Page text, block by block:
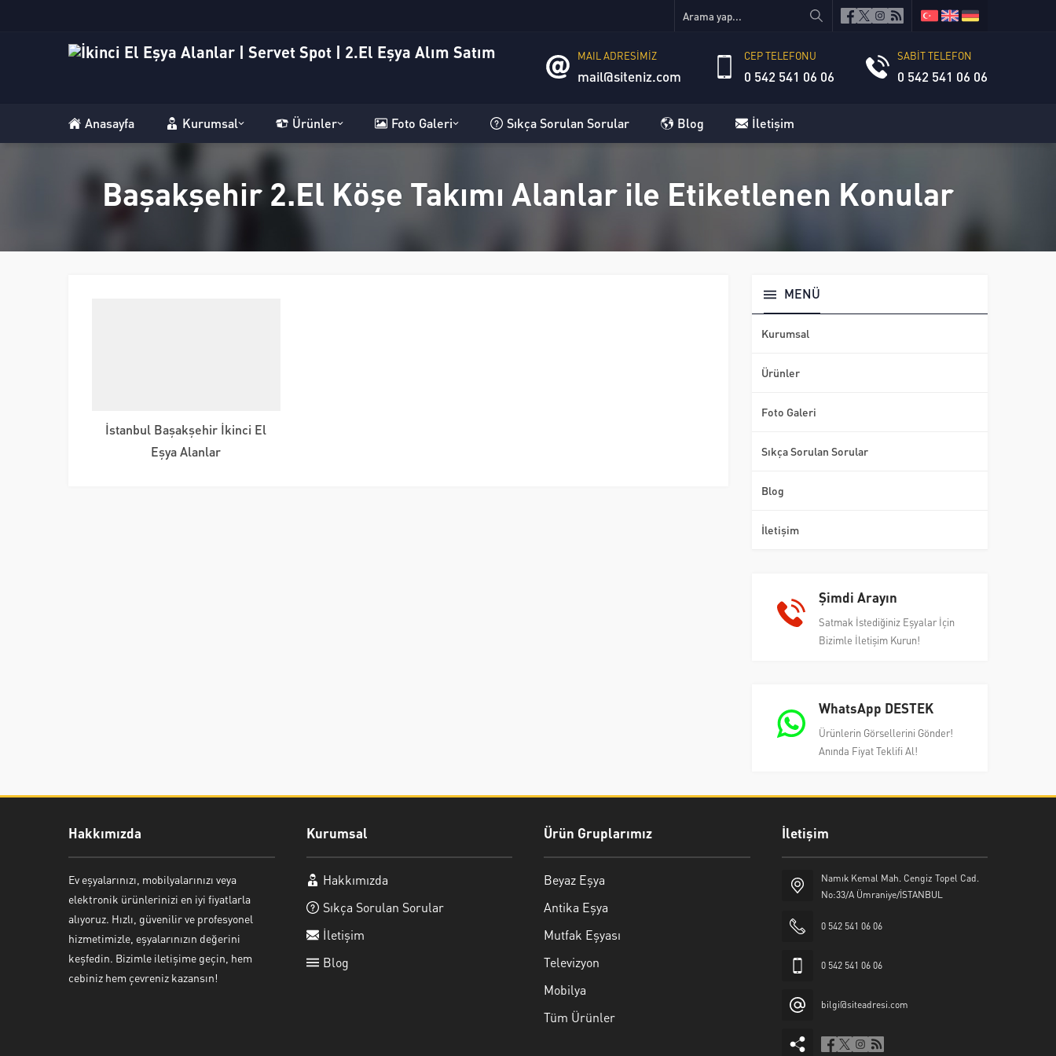
MAIL ADRESİMİZ
mail@siteniz.com
CEP TELEFONU
0 542 541 06 06
SABİT TELEFON
0 542 541 06 06
Anasayfa Kurumsal Ürünler Foto Galeri Sıkça Sorulan Sorular Blog İletişim
Başakşehir 2.El Köşe Takımı Alanlar ile Etiketlenen Konular
İstanbul Başakşehir İkinci El
Eşya Alanlar
MENÜ
Kurumsal
Ürünler
Foto Galeri
Sıkça Sorulan Sorular
Blog
İletişim
Şimdi Arayın
Satmak İstediğiniz Eşyalar İçin
Bizimle İletişim Kurun!
WhatsApp DESTEK
Ürünlerin Görsellerini Gönder!
Anında Fiyat Teklifi Al!
Hakkımızda
Ev eşyalarınızı, mobilyalarınızı veya
elektronik ürünlerinizi en iyi fiyatlarla
alıyoruz. Hızlı, güvenilir ve profesyonel
hizmetimizle, eşyalarınızın değerini
keşfedin. Bizimle iletişime geçin, hem
cebiniz hem çevreniz kazansın!
Kurumsal
Hakkımızda
Sıkça Sorulan Sorular
İletişim
Blog
Ürün Gruplarımız
Beyaz Eşya
Antika Eşya
Mutfak Eşyası
Televizyon
Mobilya
Tüm Ürünler
İletişim
Namık Kemal Mah. Cengiz Topel Cad.
No:33/A Ümraniye/İSTANBUL
0 542 541 06 06
0 542 541 06 06
bilgi@siteadresi.com
Ayşe Yılmaz